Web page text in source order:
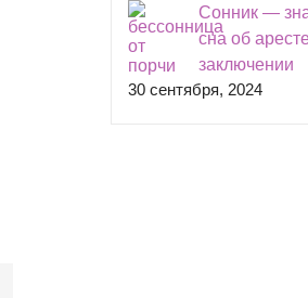
Сонник —
сна об
заключении
30 сентября, 2024